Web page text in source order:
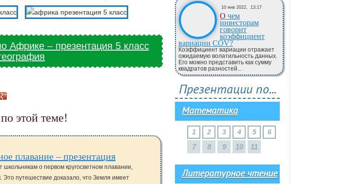
Африке – презентация 5 класс
этой теме!
плавание – презентация
школьникам о первом кругосветном плавании,
путешествие доказало, что Земля имеет
10 янв 2022, 13:17
О чем
инвесторам
говорит
коэффициент
вариации COV?
Коэффициент вариации отражает
ожидаемую волатильность данных.
Его можно представить как сумму
квадратов разностей...
Презентации по...
Математика
1 2 3 4 5 6
7 8 9 10 11
Литературное чтение